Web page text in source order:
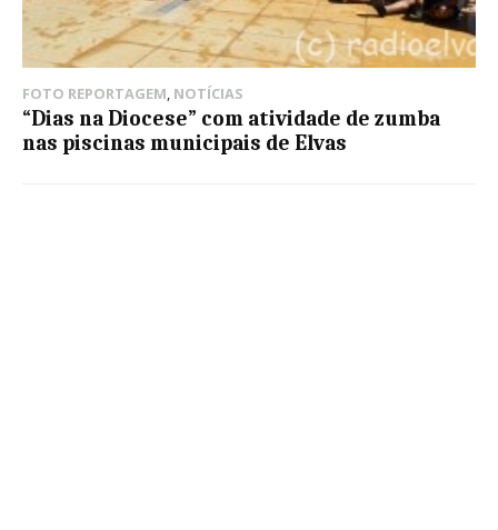
FOTO REPORTAGEM, NOTÍCIAS
“Dias na Diocese” com atividade de zumba
nas piscinas municipais de Elvas